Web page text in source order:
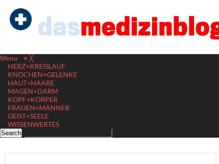
Menu ≡ ╳
HERZ+KREISLAUF
KNOCHEN+GELENKE
HAUT+HAARE
MAGEN+DARM
KOPF+KÖRPER
FRAUEN+MÄNNER
GEIST+SEELE
WISSENWERTES